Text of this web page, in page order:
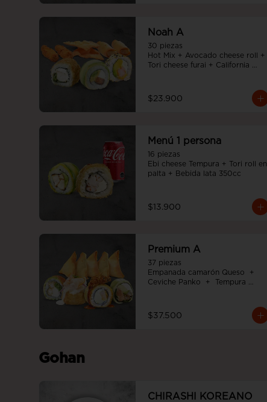
Noah A
30 piezas
Hot Mix + Avocado cheese roll +
Tori cheese furai + California
$23.900
Menú 1 persona
16 piezas
Ebi cheese Tempura + Tori roll en
palta + Bebida lata 350cc
$13.900
Premium A
37 piezas
Empanada camarón Queso  +
Ceviche Panko  +  Tempura
$37.500
Gohan
CHIRASHI KOREANO